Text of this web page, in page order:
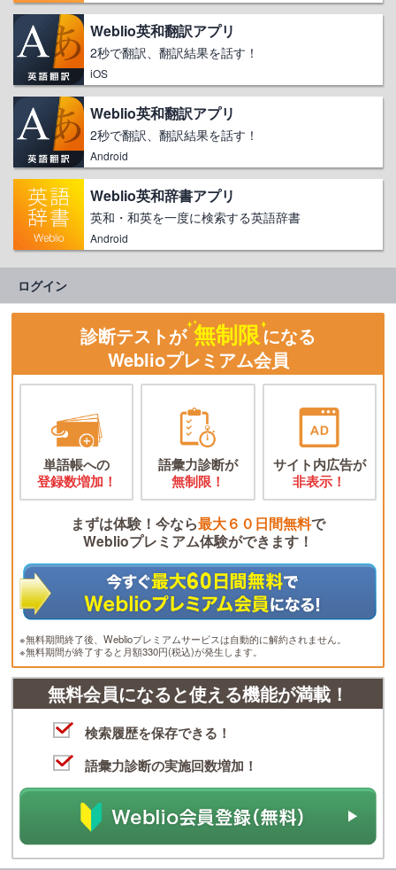
Weblio英和翻訳アプリ
2秒で翻訳、翻訳結果を話す！
iOS
Weblio英和翻訳アプリ
2秒で翻訳、翻訳結果を話す！
Android
Weblio英和辞書アプリ
英和・和英を一度に検索する英語辞書
Android
ログイン
診断テストが 無制限になる
Weblioプレミアム会員
単語帳への
登録数増加！
語彙力診断が
無制限！
サイト内広告が
非表示！
まずは体験！今なら最大６０日間無料で
Weblioプレミアム体験ができます！
※無料期間終了後、Weblioプレミアムサービスは自動的に解約されません。
※無料期間が終了すると月額330円(税込)が発生します。
無料会員になると使える機能が満載！
検索履歴を保存できる！
語彙力診断の実施回数増加！